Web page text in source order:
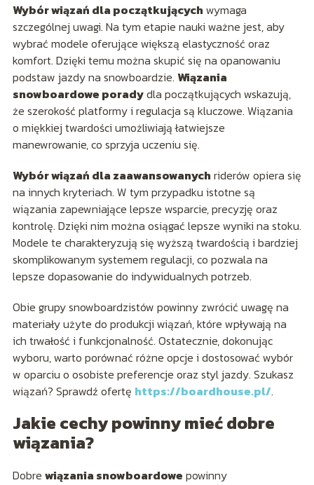
Wybór wiązań dla początkujących wymaga
szczególnej uwagi. Na tym etapie nauki ważne jest, aby
wybrać modele oferujące większą elastyczność oraz
komfort. Dzięki temu można skupić się na opanowaniu
podstaw jazdy na snowboardzie. Wiązania
snowboardowe poradydla początkujących wskazują,
że szerokość platformy i regulacja są kluczowe. Wiązania
o miękkiej twardości umożliwiają łatwiejsze
manewrowanie, co sprzyja uczeniu się.
Wybór wiązań dla zaawansowanych riderów opiera się
na innych kryteriach. W tym przypadku istotne są
wiązania zapewniające lepsze wsparcie, precyzję oraz
kontrolę. Dzięki nim można osiągać lepsze wyniki na stoku.
Modele te charakteryzują się wyższą twardością i bardziej
skomplikowanym systemem regulacji, co pozwala na
lepsze dopasowanie do indywidualnych potrzeb.
Obie grupy snowboardzistów powinny zwrócić uwagę na
materiały użyte do produkcji wiązań, które wpływają na
ich trwałość i funkcjonalność. Ostatecznie, dokonując
wyboru, warto porównać różne opcje i dostosować wybór
w oparciu o osobiste preferencje oraz styl jazdy. Szukasz
wiązań? Sprawdź ofertę https://boardhouse.pl/.
Jakie cechy powinny mieć dobre
wiązania?
Dobre wiązania snowboardowe powinny